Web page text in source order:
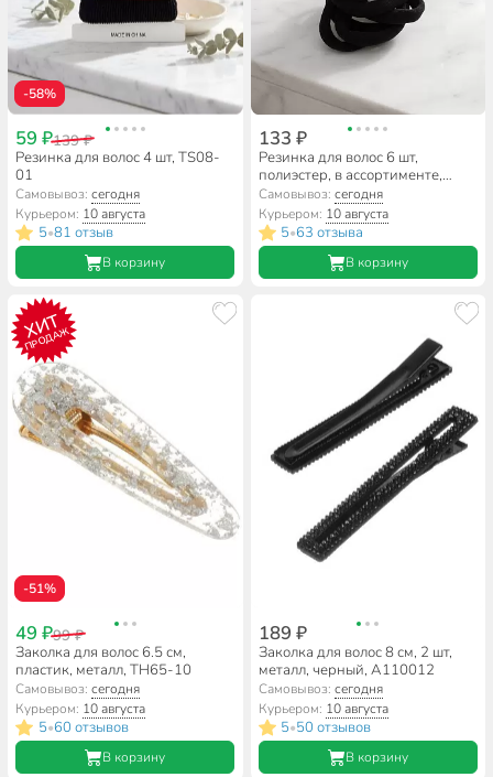
-58%
59 ₽139 ₽
Резинка для волос 4 шт, TS08-
01
Самовывоз:сегодня
Курьером: 10 августа
5•81 отзыв
В корзину
133 ₽
Резинка для волос 6 шт,
полиэстер, в ассортименте,
TS05-04
Самовывоз: сегодня
Курьером: 10 августа
5•63 отзыва
В корзину
ХИТ
ПРОДАЖ
-51%
49 ₽99 ₽
Заколка для волос 6.5 см,
пластик, металл, TH65-10
Самовывоз:сегодня
Курьером: 10 августа
5•60 отзывов
В корзину
189 ₽
Заколка для волос 8 см, 2 шт,
металл, черный, A110012
Самовывоз: сегодня
Курьером: 10 августа
5•50 отзывов
В корзину